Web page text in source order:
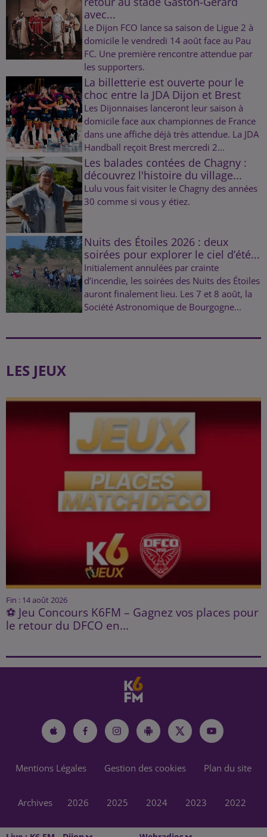
avec...
Le Dijon FCO lance sa saison de Ligue 2 à
domicile le vendredi 14 août face au Pau
FC. Une première rencontre attendue par
les supporters.
La billetterie est ouverte pour le
choc entre la JDA Dijon et Brest
Les Dijonnaises lanceront leur saison à
domicile face aux championnes de France
dans une affiche déjà très attendue. La JDA
Handball reçoit Brest mercredi 2...
Les balades contées de Chagny :
découvrez l'histoire du village...
Lulu vous fait visiter le Chagny des années
30 comme si vous y étiez.
Nuits des Étoiles 2026 : deux
soirées pour explorer le ciel d’été...
Initialement annulées par crainte
d’incendie, les soirées des Nuits des Étoiles
auront finalement lieu. Les 7 et 8 août, la
Société Astronomique de Bourgogne...
LES JEUX
Fin : 14 août 2026
⚽ Jeu Concours K6FM – Gagnez vos places pour
le retour du DFCO en...
Mentions Légales Gestion des cookies Plan du site
Archives 2026 2025 2024 2023 2022